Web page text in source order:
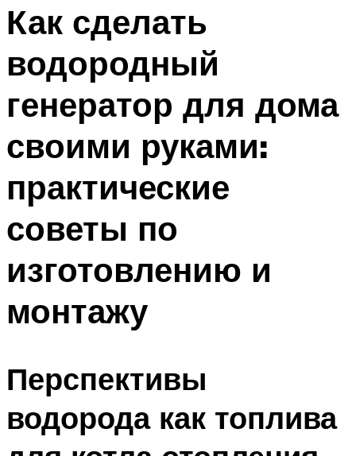
Как сделать
водородный
генератор для дома
своими руками:
практические
советы по
изготовлению и
монтажу
Перспективы
водорода как топлива